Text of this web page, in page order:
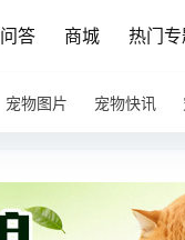
问答 商城 热门
宠物图片 宠物快讯